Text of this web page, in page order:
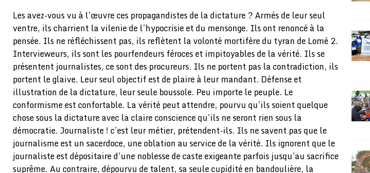
Les avez-vous vu à l’œuvre ces propagandistes de la dictature ? Armés de leur seul
ventre, ils charrient la vilenie de l’hypocrisie et du mensonge. Ils ont renoncé à la
pensée. Ils ne réfléchissent pas, ils reflètent la volonté mortifère du tyran de Lomé 2.
Intervieweurs, ils sont les pourfendeurs féroces et impitoyables de la vérité. Ils se
présentent journalistes, ce sont des procureurs. Ils ne portent pas la contradiction, ils
portent le glaive. Leur seul objectif est de plaire à leur mandant. Défense et
illustration de la dictature, leur seule boussole. Peu importe le peuple. Le
conformisme est confortable. La vérité peut attendre, pourvu qu’ils soient quelque
chose sous la dictature avec la claire conscience qu’ils ne seront rien sous la
démocratie. Journaliste ! c’est leur métier, prétendent-ils. Ils ne savent pas que le
journalisme est un sacerdoce, une oblation au service de la vérité. Ils ignorent que le
journaliste est dépositaire d’une noblesse de caste exigeante parfois jusqu’au sacrifice
suprême. Au contraire, dépourvu de talent, sa seule cupidité en bandoulière, la